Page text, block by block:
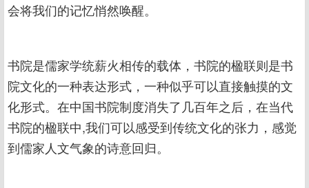
会将我们的记忆悄然唤醒。
书院是儒家学统薪火相传的载体，书院的楹联则是书
院文化的一种表达形式，一种似乎可以直接触摸的文
化形式。在中国书院制度消失了几百年之后，在当代
书院的楹联中,我们可以感受到传统文化的张力，感觉
到儒家人文气象的诗意回归。